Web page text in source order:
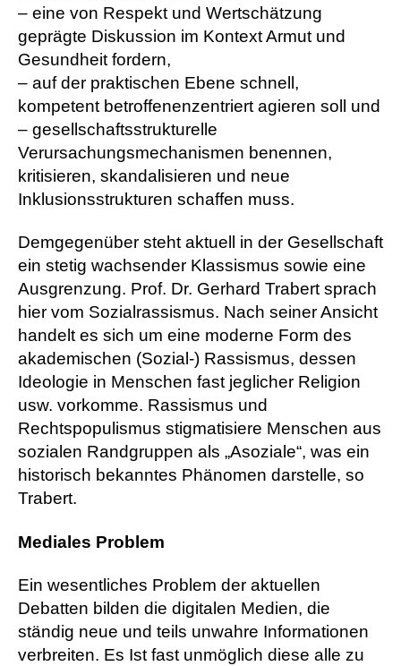
– eine von Respekt und Wertschätzung
geprägte Diskussion im Kontext Armut und
Gesundheit fordern,
– auf der praktischen Ebene schnell,
kompetent betroffenenzentriert agieren soll und
– gesellschaftsstrukturelle
Verursachungsmechanismen benennen,
kritisieren, skandalisieren und neue
Inklusionsstrukturen schaffen muss.
Demgegenüber steht aktuell in der Gesellschaft
ein stetig wachsender Klassismus sowie eine
Ausgrenzung. Prof. Dr. Gerhard Trabert sprach
hier vom Sozialrassismus. Nach seiner Ansicht
handelt es sich um eine moderne Form des
akademischen (Sozial-) Rassismus, dessen
Ideologie in Menschen fast jeglicher Religion
usw. vorkomme. Rassismus und
Rechtspopulismus stigmatisiere Menschen aus
sozialen Randgruppen als „Asoziale“, was ein
historisch bekanntes Phänomen darstelle, so
Trabert.
Mediales Problem
Ein wesentliches Problem der aktuellen
Debatten bilden die digitalen Medien, die
ständig neue und teils unwahre Informationen
verbreiten. Es Ist fast unmöglich diese alle zu